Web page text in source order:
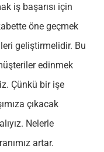
iş başarısı için
öne geçmek
geliştirmelidir. Bu
edinmek
Çünkü bir işe
çıkacak
Nelerle
artar.